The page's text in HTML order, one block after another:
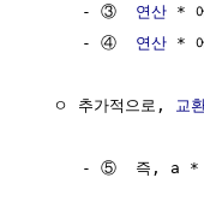
     - ③
연산 *
     - ④
연산 *
  ㅇ 추가적으로,
교
- ⑤  즉, a